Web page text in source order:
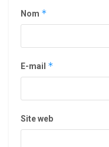
Nom *
E-mail *
Site web